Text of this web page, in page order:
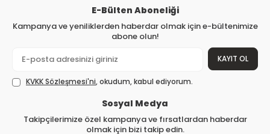
E-Bülten Aboneliği
Kampanya ve yeniliklerden haberdar olmak için e-bültenimize
abone olun!
KAYIT OL
KVKK Sözleşmesi'ni, okudum, kabul ediyorum.
Sosyal Medya
Takipçilerimize özel kampanya ve fırsatlardan haberdar
olmak için bizi takip edin.